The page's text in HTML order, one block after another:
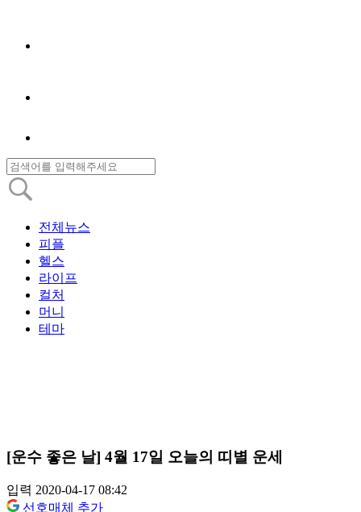
전체뉴스
피플
헬스
라이프
컬처
머니
테마
[운수 좋은 날] 4월 17일 오늘의 띠별 운세
입력 2020-04-17 08:42
선호매체 추가